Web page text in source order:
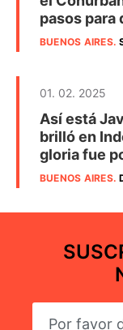
pasos
BUENOS AIRES.
01. 02. 2025
Así está
brilló en
gloria fue
BUENOS AIRES.